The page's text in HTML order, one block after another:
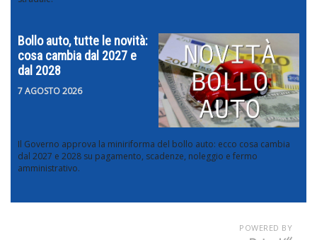
Bollo auto, tutte le novità:
cosa cambia dal 2027 e
dal 2028
7 AGOSTO 2026
Il Governo approva la miniriforma del bollo auto: ecco cosa cambia
dal 2027 e 2028 su pagamento, scadenze, noleggio e fermo
amministrativo.
POWERED BY